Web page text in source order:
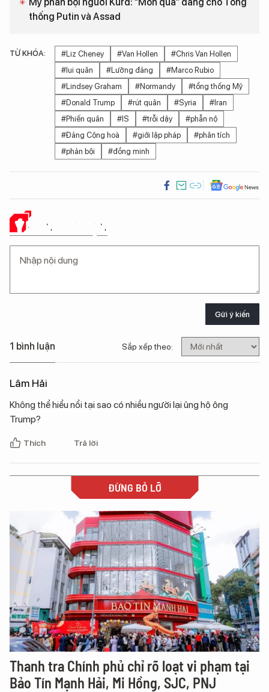
thống Putin và Assad
TỪ KHÓA: #Liz Cheney #Van Hollen
#Chris Van Hollen
#lui quân
#Lưỡng đảng
#Marco Rubio
#Lindsey Graham
#Normandy
#tổng thống Mỹ
#Donald Trump
#rút quân #Syria
#Iran
#Phiến quân
#IS #trỗi dậy
#phẫn nộ
#Đảng Cộng hoà
#giới lập pháp
#phân tích
#phản bội
#đồng minh
Ý KIẾN CỦA BẠN
Gửi ý kiến
1 bình luận Sắp xếp theo:
Lâm Hải
Không thể hiểu nổi tại sao có nhiều người lại ủng hộ ông
Trump?
Thích Trả lời
ĐỪNG BỎ LỠ
Thanh tra Chính phủ chỉ rõ loạt vi phạm tại
Bảo Tín Mạnh Hải, Mi Hồng, SJC, PNJ